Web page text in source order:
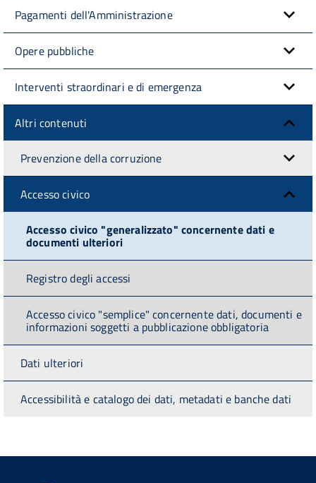
Pagamenti dell'Amministrazione
Opere pubbliche
Interventi straordinari e di emergenza
Altri contenuti
Prevenzione della corruzione
Accesso civico
Accesso civico "generalizzato" concernente dati e
documenti ulteriori
Registro degli accessi
Accesso civico "semplice" concernente dati, documenti e
informazioni soggetti a pubblicazione obbligatoria
Dati ulteriori
Accessibilità e catalogo dei dati, metadati e banche dati